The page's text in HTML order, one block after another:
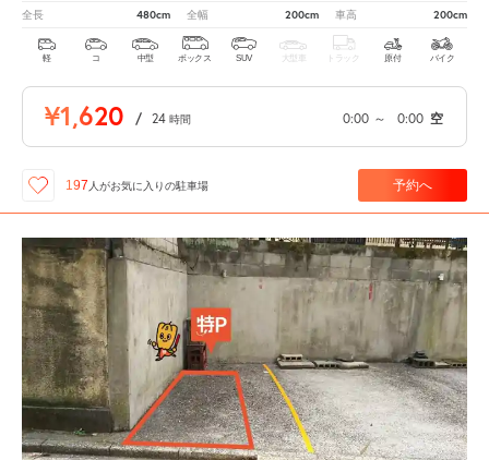
全長 480cm 全幅 200cm 車高 200cm
軽 コ 中型 ボックス SUV 大型車 トラック 原付 バイク
¥1,620 / 24 時間 0:00 ～ 0:00 空
197 人がお気に入りの駐車場 予約へ